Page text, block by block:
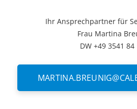
Ihr Ansprechpartner für
Frau Martina
DW +49 3541 84